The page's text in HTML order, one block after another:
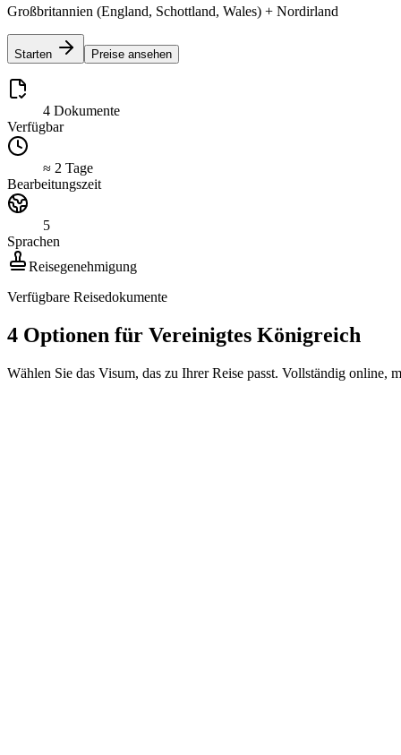
Großbritannien (England, Schottland, Wales) + Nordirland
Starten Preise ansehen
4 Dokumente
Verfügbar
≈ 2 Tage
Bearbeitungszeit
5
Sprachen
Reisegenehmigung
Verfügbare Reisedokumente
4 Optionen für Vereinigtes Königreich
Wählen Sie das Visum, das zu Ihrer Reise passt. Vollständig online,